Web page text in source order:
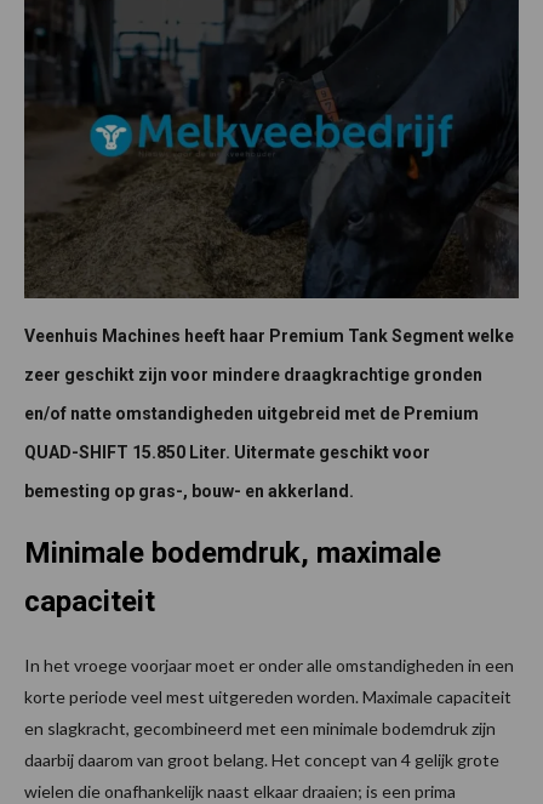
Veenhuis Machines heeft haar Premium Tank Segment welke
zeer geschikt zijn voor mindere draagkrachtige gronden
en/of natte omstandigheden uitgebreid met de Premium
QUAD-SHIFT 15.850 Liter. Uitermate geschikt voor
bemesting op gras-, bouw- en akkerland.
Minimale bodemdruk, maximale
capaciteit
In het vroege voorjaar moet er onder alle omstandigheden in een
korte periode veel mest uitgereden worden. Maximale capaciteit
en slagkracht, gecombineerd met een minimale bodemdruk zijn
daarbij daarom van groot belang. Het concept van 4 gelijk grote
wielen die onafhankelijk naast elkaar draaien; is een prima